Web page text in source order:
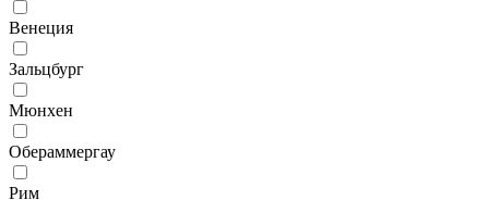
Венеция
Зальцбург
Мюнхен
Обераммергау
Рим